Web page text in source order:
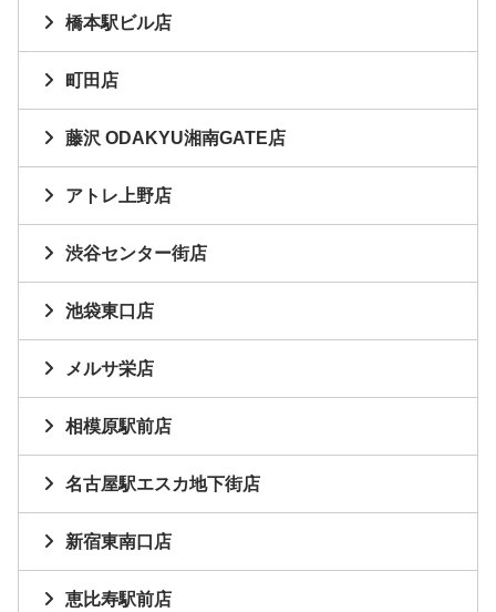
橋本駅ビル店
町田店
藤沢 ODAKYU湘南GATE店
アトレ上野店
渋谷センター街店
池袋東口店
メルサ栄店
相模原駅前店
名古屋駅エスカ地下街店
新宿東南口店
恵比寿駅前店